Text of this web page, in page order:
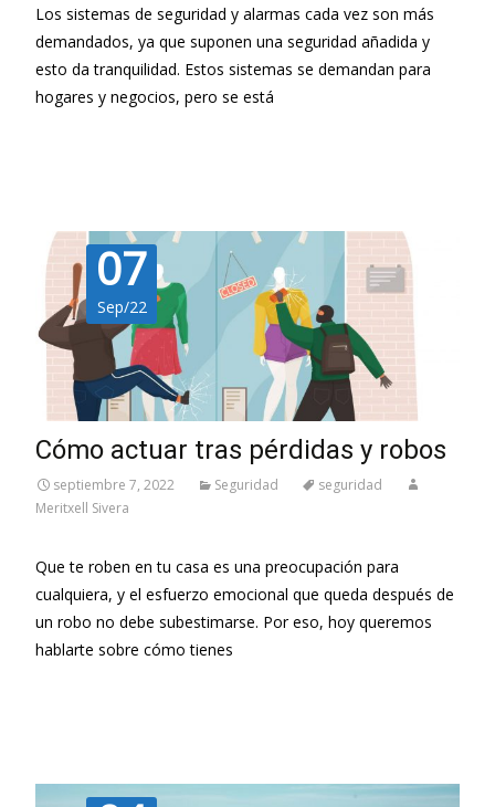
Los sistemas de seguridad y alarmas cada vez son más
demandados, ya que suponen una seguridad añadida y
esto da tranquilidad. Estos sistemas se demandan para
hogares y negocios, pero se está
07
Sep/22
Cómo actuar tras pérdidas y robos
septiembre 7, 2022 Seguridad
seguridad
Meritxell Sivera
Que te roben en tu casa es una preocupación para
cualquiera, y el esfuerzo emocional que queda después de
un robo no debe subestimarse. Por eso, hoy queremos
hablarte sobre cómo tienes